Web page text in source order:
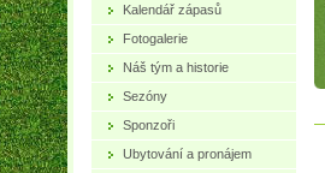
Kalendář zápasů
Fotogalerie
Náš tým a historie
Sezóny
Sponzoři
Ubytování a pronájem